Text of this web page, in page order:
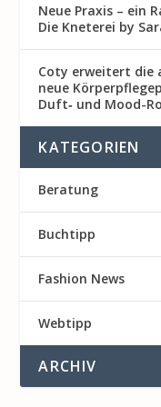
Neue Praxis – ein
Die Kneterei by
Coty erweitert die
neue
Duft‑ und Mood-
KATEGORIEN
Beratung
Buchtipp
Fashion News
Webtipp
ARCHIV